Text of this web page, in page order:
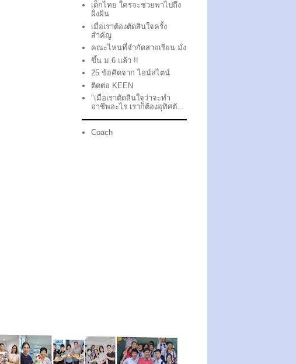
เด็กไทย ใครจะช่วยพาไปถึง
ฝั่งฝัน
เมื่อเราต้องตัดสินใจครั้ง
สำคัญ
คณะไหนที่จำกัดสายเรียน.มั่ง
ขึ้น ม.6 แล้ว !!
25 ข้อคิดจาก ไอน์สไตน์
ติดต่อ KEEN
"เมื่อเราตัดสินใจว่าจะทำ
อาชีพอะไร เราก็ต้องอุทิศตั...
Coach